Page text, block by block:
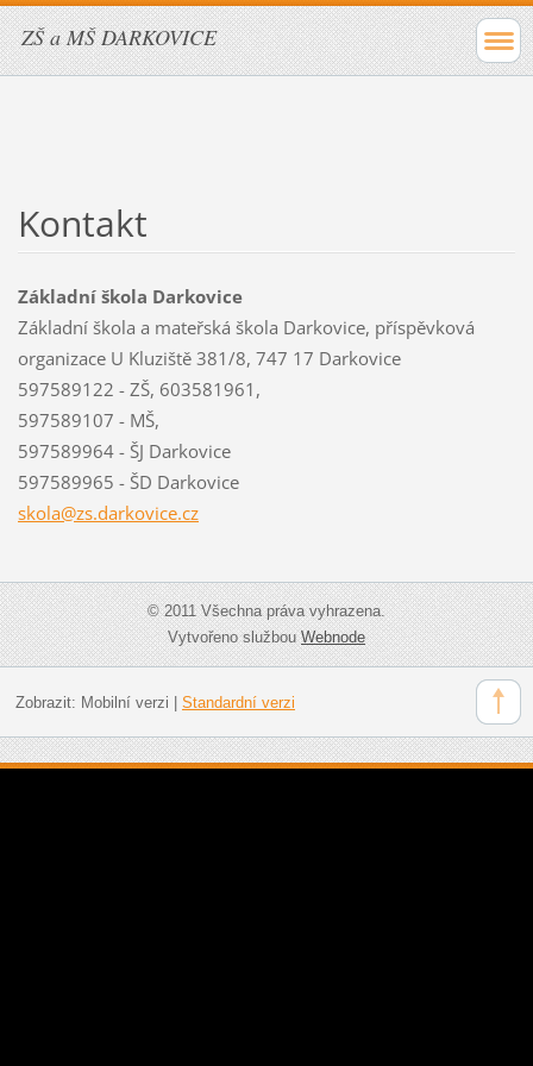
ZŠ a MŠ DARKOVICE
Kontakt
Základní škola Darkovice
Základní škola a mateřská škola Darkovice, příspěvková
organizace U Kluziště 381/8, 747 17 Darkovice
597589122 - ZŠ, 603581961,
597589107 - MŠ,
597589964 - ŠJ Darkovice
597589965 - ŠD Darkovice
skola@zs.darkovice.cz
© 2011 Všechna práva vyhrazena.
Vytvořeno službouWebnode
Zobrazit: Mobilní verzi Standardní verzi